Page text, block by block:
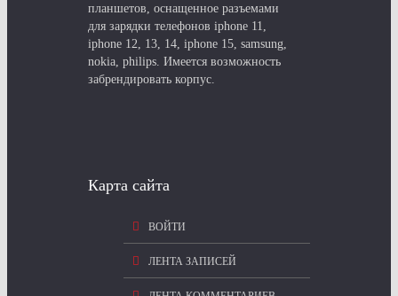
планшетов, оснащенное разъемами
для зарядки телефонов iphone 11,
iphone 12, 13, 14, iphone 15, samsung,
nokia, philips. Имеется возможность
забрендировать корпус.
Карта сайта
ВОЙТИ
ЛЕНТА ЗАПИСЕЙ